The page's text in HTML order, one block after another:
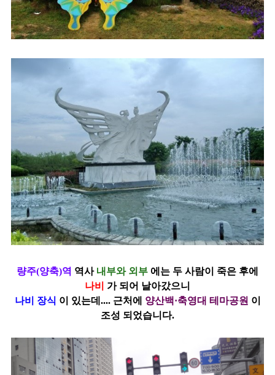
량주(양축)역 역사 내부와 외부 에는 두 사람이 죽은 후에
나비
가 되어 날아갔으니
나비 장식 이 있는데.... 근처에 양산백·축영대 테마공원 이
조성 되었습니다.